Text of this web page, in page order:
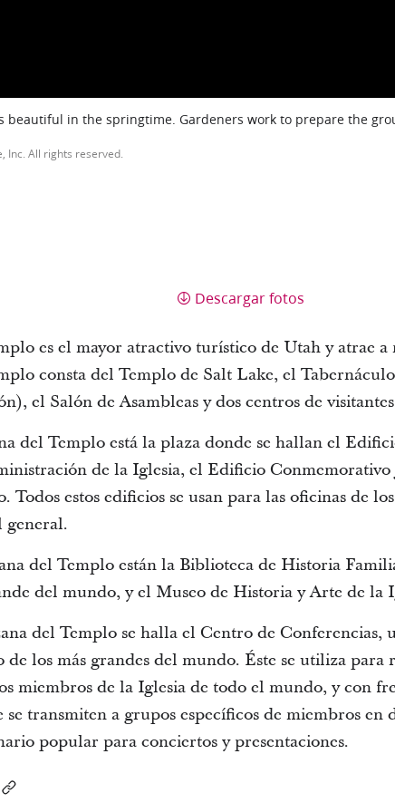
beautiful in the springtime. Gardeners work to prepare the
Inc. All rights reserved.
Descargar fotos
es el mayor atractivo turístico de Utah y atrae a
consta del Templo de Salt Lake, el
el Salón de Asambleas y dos centros de
del Templo está la plaza donde se hallan el
de la Iglesia, el Edificio
Todos estos edificios se usan para las oficinas de
general.
del Templo están la Biblioteca de Historia
del mundo, y el Museo de Historia y Arte de la
del Templo se halla el Centro de Conferencias,
de los más grandes del mundo. Éste se utiliza para
miembros de la Iglesia de todo el mundo, y con
transmiten a grupos específicos de miembros en
popular para conciertos y presentaciones.